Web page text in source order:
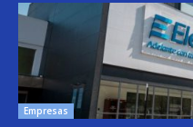
Empresas